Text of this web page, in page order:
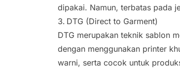
dipakai. Namun, terbatas pada
DTG (Direct to Garment)
DTG merupakan teknik sablon
dengan menggunakan printer
warni, serta cocok untuk